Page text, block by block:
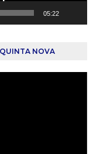
05:22
NOVA